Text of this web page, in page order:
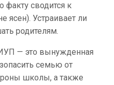
сводится к
ясен). Устраивает ли
родителям.
— это вынужденная
семью от
школы, а также